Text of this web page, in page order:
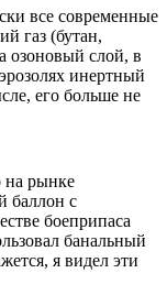
все современные
газ (бутан,
озоновый слой, в
инертный
его больше не
на рынке
баллон с
боеприпаса
банальный
я видел эти